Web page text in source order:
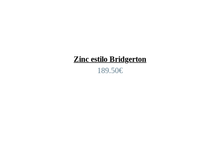
Zinc estilo Bridgerton
189.50€